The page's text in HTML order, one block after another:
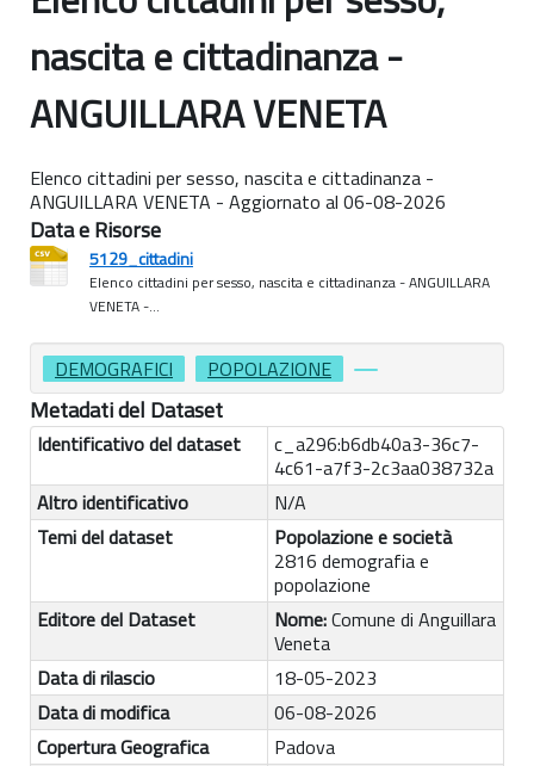
nascita e cittadinanza -
ANGUILLARA VENETA
Elenco cittadini per sesso, nascita e cittadinanza -
ANGUILLARA VENETA - Aggiornato al 06-08-2026
Data e Risorse
5129_cittadini
Elenco cittadini per sesso, nascita e cittadinanza - ANGUILLARA
VENETA -...
DEMOGRAFICI POPOLAZIONE
Metadati del Dataset
Identificativo del dataset
c_a296:b6db40a3-36c7-
4c61-a7f3-2c3aa038732a
Altro identificativo
N/A
Temi del dataset
Popolazione e società
2816 demografia e
popolazione
Editore del Dataset
Nome:Comune di Anguillara
Veneta
Data di rilascio
18-05-2023
Data di modifica
06-08-2026
Copertura Geografica
Padova